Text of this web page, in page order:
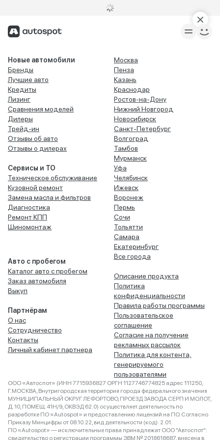
Новые автомобили
Бренды
Лучшие авто
Кредиты
Лизинг
Сравнения моделей
Дилеры
Трейд-ин
Отзывы об авто
Отзывы о дилерах
Сервисы и ТО
Техническое обслуживание
Кузовной ремонт
Замена масла и фильтров
Диагностика
Ремонт КПП
Шиномонтаж
Авто с пробегом
Каталог авто с пробегом
Заказ автомобиля
Выкуп
Партнёрам
О нас
Сотрудничество
Контакты
Личный кабинет партнера
Москва
Пенза
Казань
Краснодар
Ростов-на-Дону
Нижний Новгород
Новосибирск
Санкт-Петербург
Волгоград
Тамбов
Мурманск
Уфа
Челябинск
Ижевск
Воронеж
Пермь
Сочи
Тольятти
Самара
Екатеринбург
Все города
Описание продукта
Политика
конфиденциальности
Правила работы программы
Пользовательское
соглашение
Согласие на получение
рекламных рассылок
Политика для контента,
генерируемого
пользователями
ООО «Автоспот» (ИНН 7715936827 ОРГН 1127746774825 адрес 111250,
Г.МОСКВА, Внутригородская территория города федерального значения
МУНИЦИПАЛЬНЫЙ ОКРУГ ЛЕФОРТОВО, ПРОЕЗД ЗАВОДА СЕРП И МОЛОТ,
Д. 10, ПОМЕЩ. 41Н/9, ОКВЭД 62.0) осуществляет деятельность по
разработке ПО «Autospot» и предоставлению лицензий на ПО. Согласно
Приказу Минцифры от 08.10.22, вид деятельности (код): 2.01.
ПО «Autospot» — исключительные права принадлежат ООО "Автоспот":
свидетельство о регистрации программы ЭВМ № 2018618687, внесена в